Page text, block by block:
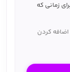
زمانی که
کردن